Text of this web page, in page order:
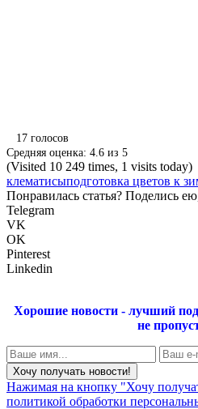
17 голосов
Средняя оценка: 4.6 из 5
(Visited 10 249 times, 1 visits today)
клематисыподготовка цветов к
Понравилась статья? Поделись
Telegram
VK
OK
Pinterest
Linkedin
Хорошие новости - лучший
не
Нажимая на кнопку "Хочу
политикой обработки